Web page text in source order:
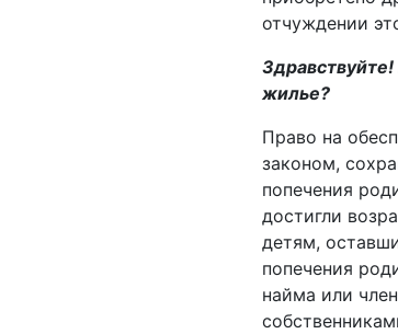
отчуждении
жилье?
Право на
законом,
попечения
достигли
детям,
попечения
найма или